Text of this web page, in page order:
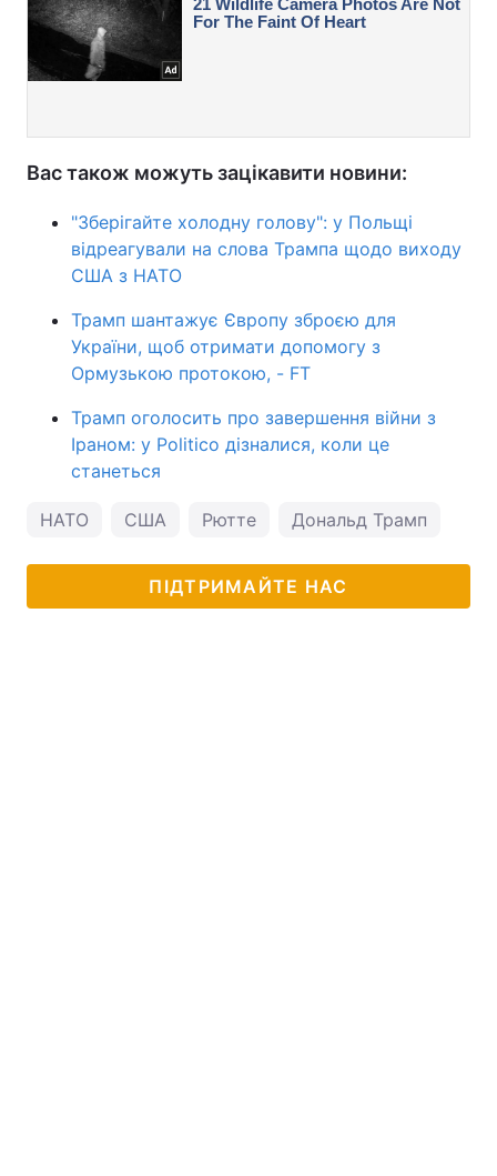
Вас також можуть зацікавити новини:
"Зберігайте холодну голову": у Польщі
відреагували на слова Трампа щодо виходу
США з НАТО
Трамп шантажує Європу зброєю для
України, щоб отримати допомогу з
Ормузькою протокою, - FT
Трамп оголосить про завершення війни з
Іраном: у Politico дізналися, коли це
станеться
НАТО США Рютте Дональд Трамп
ПІДТРИМАЙТЕ НАС